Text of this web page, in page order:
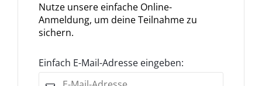
Nutze unsere einfache Online-
Anmeldung, um deine Teilnahme zu
sichern.
Einfach E-Mail-Adresse eingeben: